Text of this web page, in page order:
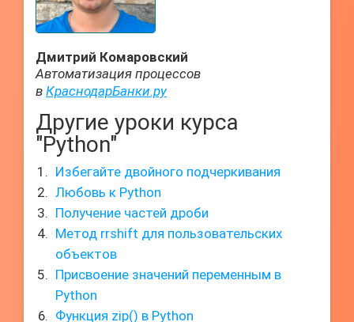
Дмитрий Комаровский
Автоматизация процессов
в КраснодарБанки.ру
Другие уроки курса
"Python"
Избегайте двойного подчеркивания
Любовь к Python
Получение частей дроби
Метод rrshift для пользовательских
объектов
Присвоение значений переменным в
Python
Функция zip() в Python